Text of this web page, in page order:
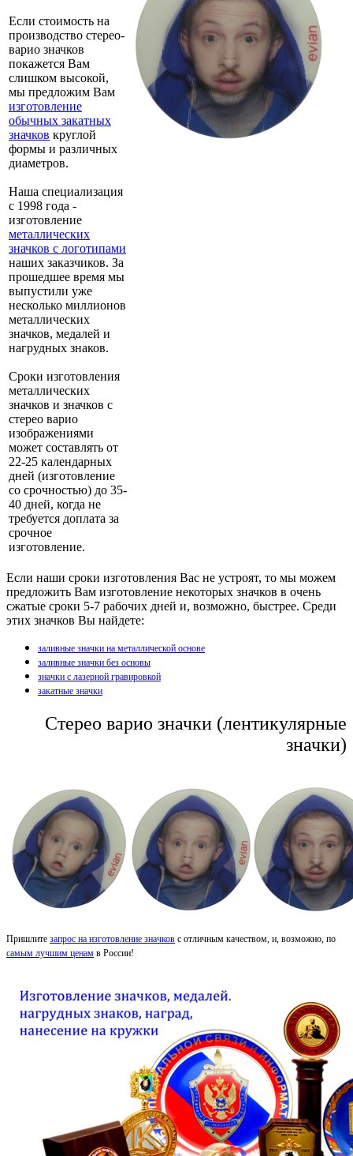
Если стоимость на
производство стерео-
варио значков
покажется Вам
слишком высокой,
мы предложим Вам
изготовление
обычных закатных
значков круглой
формы и различных
диаметров.
Наша специализация
с 1998 года -
изготовление
металлических
значков с логотипами
наших заказчиков. За
прошедшее время мы
выпустили уже
несколько миллионов
металлических
значков, медалей и
нагрудных знаков.
Сроки изготовления
металлических
значков и значков с
стерео варио
изображениями
может составлять от
22-25 календарных
дней (изготовление
со срочностью) до 35-
40 дней, когда не
требуется доплата за
срочное
изготовление.
Если наши сроки изготовления Вас не устроят, то мы можем
предложить Вам изготовление некоторых значков в очень
сжатые сроки 5-7 рабочих дней и, возможно, быстрее. Среди
этих значков Вы найдете:
заливные значки на металлической основе
заливные значки без основы
значки с лазерной гравировкой
закатные значки
Стерео варио значки (лентикулярные
значки)
Пришлите запрос на изготовление значков с отличным качеством, и, возможно, по
самым лучшим ценам в России!